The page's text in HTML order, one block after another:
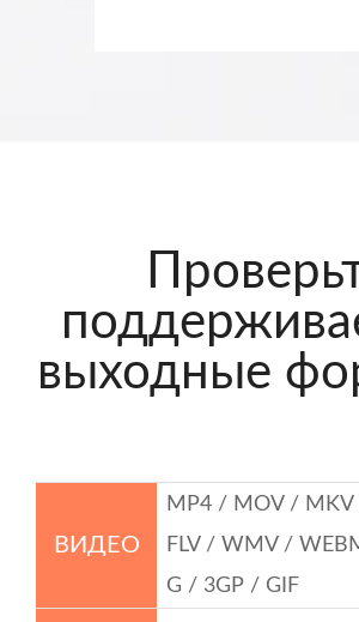
выходные
ВИДЕО
MP4 / MOV /
FLV / WMV /
G / 3GP / GIF